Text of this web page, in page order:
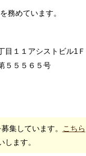
務めています。
目１１アシストビル1Ｆ
５５５６５号
集しています。 こちら
します。